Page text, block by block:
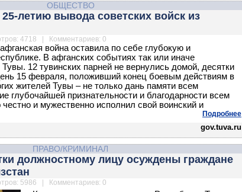
ОБЩЕСТВО
25-летию вывода советских войск из
4718 | Комментариев: 0
война оставила по себе глубокую и
В афганских событиях так или иначе
12 тувинских парней не вернулись домой, десятки
15 февраля, положивший конец боевым действиям в
жителей Тувы – не только дань памяти всем
глубочайшей признательности и благодарности всем
и мужественно исполнил свой воинский и
Подробнее
gov.tuva.ru
ПРАВО/КРИМИНАЛ
должностному лицу осуждены граждане
5986 | Комментариев: 0